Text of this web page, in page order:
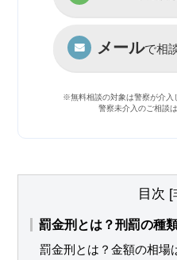
メールで相
※無料相談の対象は警察が介入
警察未介入のご相談
目次 [
罰金刑とは？刑罰の種
罰金刑とは？金額の相場